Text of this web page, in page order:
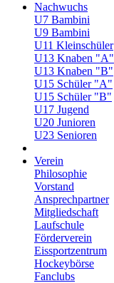
Nachwuchs
U7 Bambini
U9 Bambini
U11 Kleinschüler
U13 Knaben "A"
U13 Knaben "B"
U15 Schüler "A"
U15 Schüler "B"
U17 Jugend
U20 Junioren
U23 Senioren
Verein
Philosophie
Vorstand
Ansprechpartner
Mitgliedschaft
Laufschule
Förderverein
Eissportzentrum
Hockeybörse
Fanclubs